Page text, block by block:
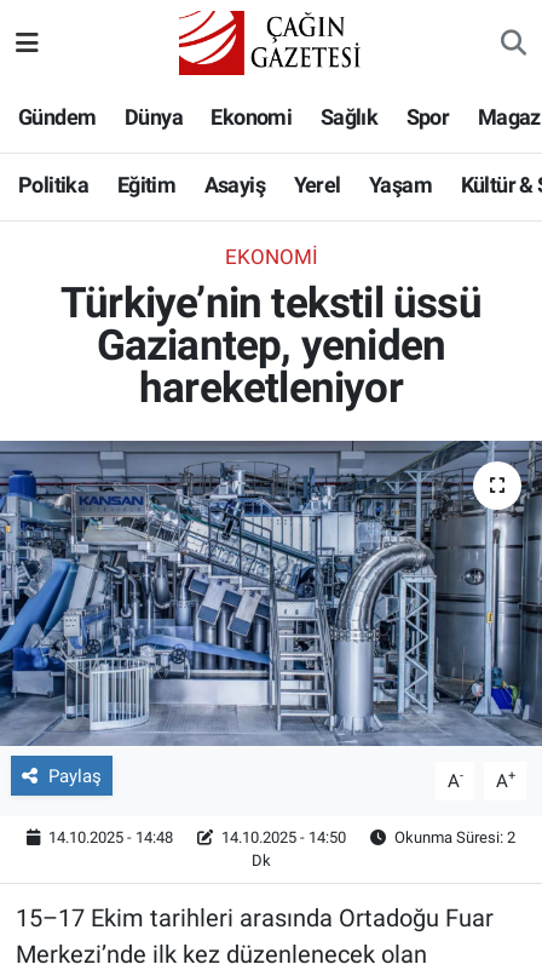
Gündem Dünya Ekonomi Sağlık Spor
Politika Eğitim Asayiş Yerel Yaşam Kültür &
EKONOMI
Türkiye’nin tekstil üssü
Gaziantep, yeniden
hareketleniyor
Paylaş A- A+
14.10.2025 - 14:48 14.10.2025 - 14:50
Okunma Süresi: 2
Dk
15–17 Ekim tarihleri arasında Ortadoğu Fuar
Merkezi’nde ilk kez düzenlenecek olan
Eğitim
Asayiş
Yaşam
Kültür & Sanat
Bilim-Teknoloji
Köşe Yazıları
Röportaj
Video Galeri
Hava Durumu
Namaz Vakitleri
Süper Lig Puan Durumu ve Fikstür
Tüm Manşetler
Son Dakika Haberleri
Haber Arşivi